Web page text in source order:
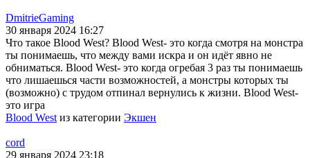
DmitrieGaming
30 января 2024 16:27
Что такое Blood West? Blood West- это когда смотря на монстра
ты понимаешь, что между вами искра и он идёт явно не
обниматься. Blood West- это когда огребая 3 раз ты понимаешь
что лишаешься части возможностей, а монстры которых ты
(возможно) с трудом отпинал вернулись к жизни. Blood West-
это игра
Blood West из категории Экшен
cord
29 января 2024 23:18